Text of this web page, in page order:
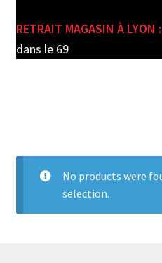
RETRAIT MAGASIN À LYON :
dans le 69
No products were
selection.